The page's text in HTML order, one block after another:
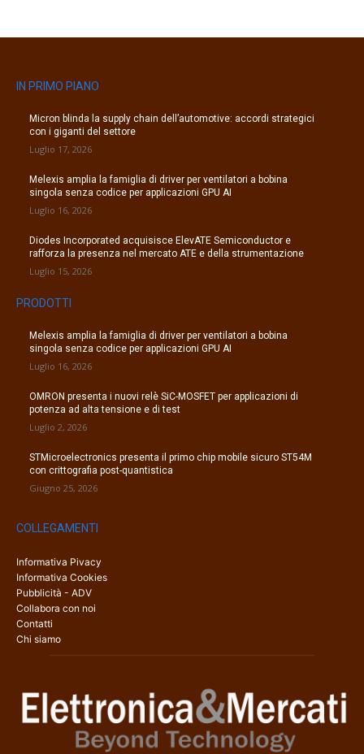
IN PRIMO PIANO
Micron blinda la supply chain dell’automotive: accordi strategici
con i giganti del settore
Luglio 17, 2026
Melexis amplia la famiglia di driver per ventilatori a bobina
singola senza codice per applicazioni GPU AI
Luglio 16, 2026
Diodes Incorporated acquisisce ElevATE Semiconductor e
rafforza la presenza nel mercato ATE e della strumentazione
Luglio 15, 2026
PRODOTTI
Melexis amplia la famiglia di driver per ventilatori a bobina
singola senza codice per applicazioni GPU AI
Luglio 16, 2026
OMRON presenta i nuovi relè SiC-MOSFET per applicazioni di
potenza ad alta tensione e di test
Luglio 2, 2026
STMicroelectronics presenta il primo chip mobile sicuro ST54M
con crittografia post-quantistica
Giugno 25, 2026
COLLEGAMENTI
Informativa Pivacy
Informativa Cookies
Pubblicità - ADV
Collabora con noi
Contatti
Chi siamo